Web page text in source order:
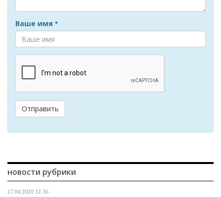
Ваше имя *
Отправить
новости рубрики
27.04.2020 12.36